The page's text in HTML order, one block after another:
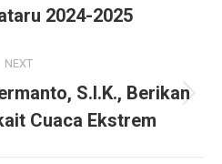
post:2024-2025
NEXT
Next
post:
S.I.K., Berikan
Cuaca Ekstrem